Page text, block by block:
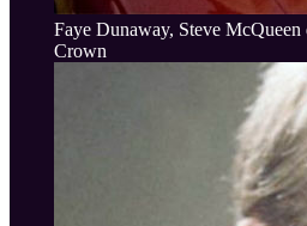
Faye Dunaway, Steve
Crown